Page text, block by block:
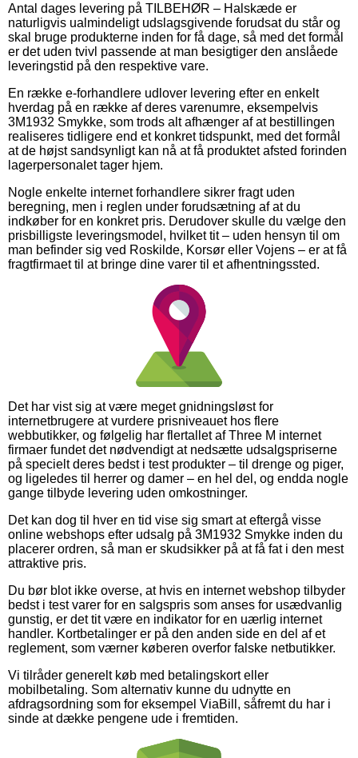
Antal dages levering på TILBEHØR – Halskæde er
naturligvis ualmindeligt udslagsgivende forudsat du står og
skal bruge produkterne inden for få dage, så med det formål
er det uden tvivl passende at man besigtiger den anslåede
leveringstid på den respektive vare.
En række e-forhandlere udlover levering efter en enkelt
hverdag på en række af deres varenumre, eksempelvis
3M1932 Smykke, som trods alt afhænger af at bestillingen
realiseres tidligere end et konkret tidspunkt, med det formål
at de højst sandsynligt kan nå at få produktet afsted forinden
lagerpersonalet tager hjem.
Nogle enkelte internet forhandlere sikrer fragt uden
beregning, men i reglen under forudsætning af at du
indkøber for en konkret pris. Derudover skulle du vælge den
prisbilligste leveringsmodel, hvilket tit – uden hensyn til om
man befinder sig ved Roskilde, Korsør eller Vojens – er at få
fragtfirmaet til at bringe dine varer til et afhentningssted.
Det har vist sig at være meget gnidningsløst for
internetbrugere at vurdere prisniveauet hos flere
webbutikker, og følgelig har flertallet af Three M internet
firmaer fundet det nødvendigt at nedsætte udsalgspriserne
på specielt deres bedst i test produkter – til drenge og piger,
og ligeledes til herrer og damer – en hel del, og endda nogle
gange tilbyde levering uden omkostninger.
Det kan dog til hver en tid vise sig smart at eftergå visse
online webshops efter udsalg på 3M1932 Smykke inden du
placerer ordren, så man er skudsikker på at få fat i den mest
attraktive pris.
Du bør blot ikke overse, at hvis en internet webshop tilbyder
bedst i test varer for en salgspris som anses for usædvanlig
gunstig, er det tit være en indikator for en uærlig internet
handler. Kortbetalinger er på den anden side en del af et
reglement, som værner køberen overfor falske netbutikker.
Vi tilråder generelt køb med betalingskort eller
mobilbetaling. Som alternativ kunne du udnytte en
afdragsordning som for eksempel ViaBill, såfremt du har i
sinde at dække pengene ude i fremtiden.